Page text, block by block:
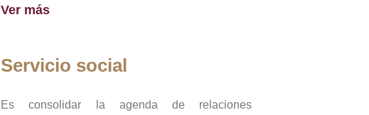
Ver más
Servicio social
Es consolidar la agenda de relaciones